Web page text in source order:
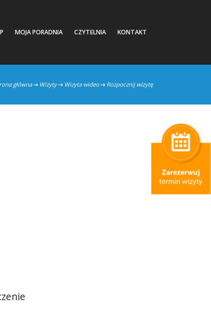
MOJA PORADNIA CZYTELNIA KONTAKT
główna Wizyty Wizyta wideo Rozpocznij wizytę